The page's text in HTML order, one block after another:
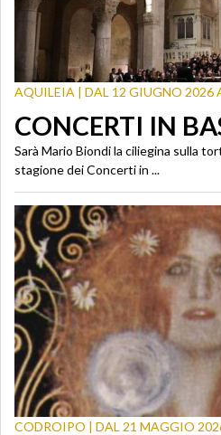
AQUILEIA | DAL 12 GIUGNO 2026
CONCERTI IN
Sarà Mario Biondi la ciliegina sulla
stagione dei Concerti in ...
CODROIPO | DAL 21 MAGGIO